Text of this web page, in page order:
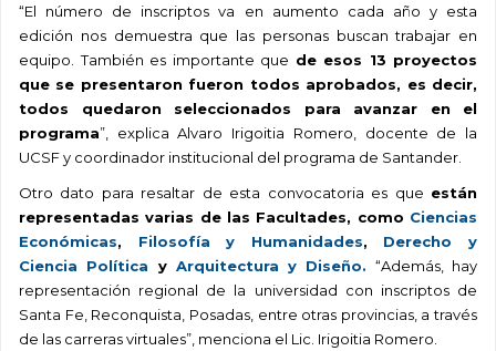
“El número de inscriptos va en aumento cada año y esta
edición nos demuestra que las personas buscan trabajar en
equipo. También es importante que de esos 13 proyectos
que se presentaron fueron todos aprobados, es decir,
todos quedaron seleccionados para avanzar en el
programa”, explica Alvaro Irigoitia Romero, docente de la
UCSF y coordinador institucional del programa de Santander.
Otro dato para resaltar de esta convocatoria es que están
representadas varias de las Facultades, como Ciencias
Económicas, Filosofía y Humanidades, Derecho y
Ciencia Política y Arquitectura y Diseño. “Además, hay
representación regional de la universidad con inscriptos de
Santa Fe, Reconquista, Posadas, entre otras provincias, a través
de las carreras virtuales”, menciona el Lic. Irigoitia Romero.